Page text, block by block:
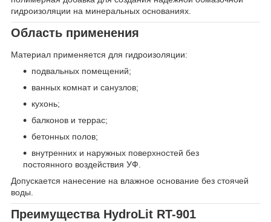
гидроизоляции на минеральных основаниях.
Область применения
Материал применяется для гидроизоляции:
подвальных помещений;
ванных комнат и санузлов;
кухонь;
балконов и террас;
бетонных полов;
внутренних и наружных поверхностей без
постоянного воздействия УФ.
Допускается нанесение на влажное основание без стоячей
воды.
Преимущества HydroLit RT-901